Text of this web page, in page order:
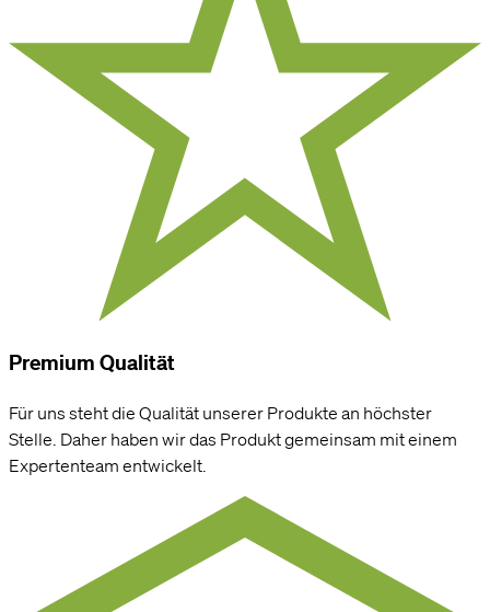
Premium Qualität
Für uns steht die Qualität unserer Produkte an höchster
Stelle. Daher haben wir das Produkt gemeinsam mit einem
Expertenteam entwickelt.
Cookies ermöglichen es uns, dir alle Funktionen unserer Website zu zeigen und
unser Angebot für dich so relevant wie möglich zu gestalten. Ausserdem
helfen sie uns dabei, dir Werbung zu zeigen, die dir nicht auf die Nerven geht,
wie beispielsweise personalisierte Anzeigen.
OK, alle akzeptieren
Einstellungen